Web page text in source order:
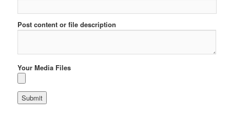
Post content or file description
Your Media Files